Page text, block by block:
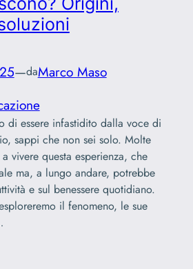
—daMarco Maso
di essere infastidito dalla voce di
sappi che non sei solo. Molte
vivere questa esperienza, che
ma, a lungo andare, potrebbe
e sul benessere quotidiano.
il fenomeno, le sue